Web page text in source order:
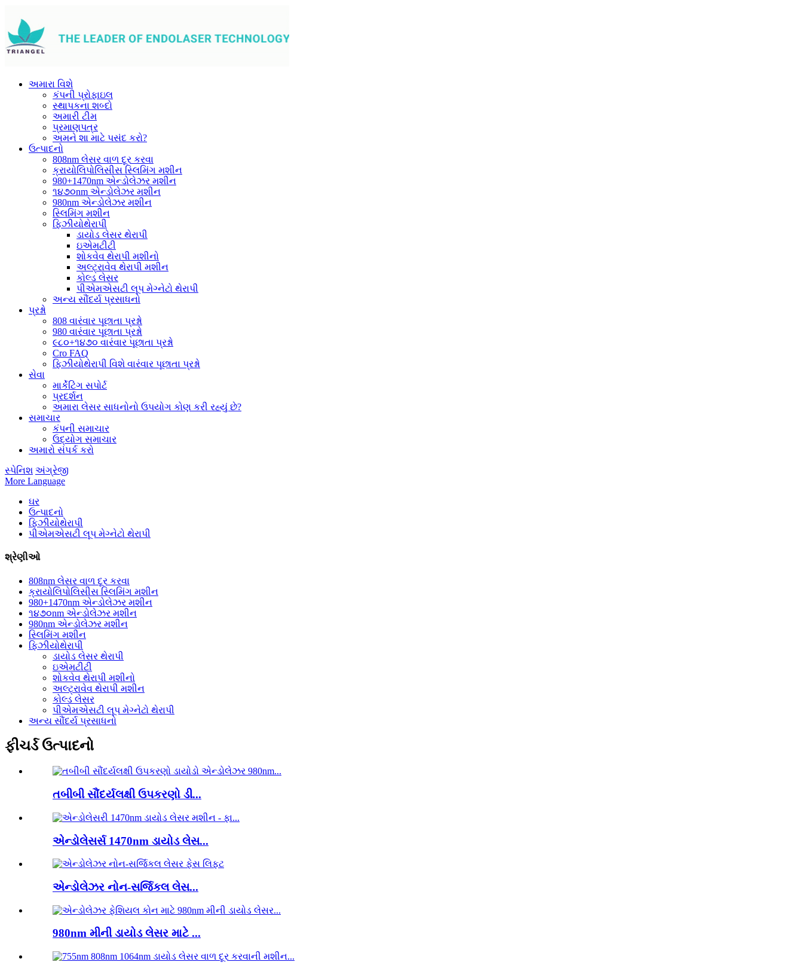
અમારા વિશે
કંપની પ્રોફાઇલ
સ્થાપકના શબ્દો
અમારી ટીમ
પ્રમાણપત્ર
અમને શા માટે પસંદ કરો?
ઉત્પાદનો
808nm લેસર વાળ દૂર કરવા
ક્રાયોલિપોલિસીસ સ્લિમિંગ મશીન
980+1470nm એન્ડોલેઝર મશીન
૧૪૭૦nm એન્ડોલેઝર મશીન
980nm એન્ડોલેઝર મશીન
સ્લિમિંગ મશીન
ફિઝીયોથેરાપી
ડાયોડ લેસર થેરાપી
ઇએમટીટી
શોકવેવ થેરાપી મશીનો
અલ્ટ્રાવેવ થેરાપી મશીન
કોલ્ડ લેસર
પીએમએસટી લૂપ મેગ્નેટો થેરાપી
અન્ય સૌંદર્ય પ્રસાધનો
પ્રશ્નો
808 વારંવાર પૂછાતા પ્રશ્નો
980 વારંવાર પૂછાતા પ્રશ્નો
૯૮૦+૧૪૭૦ વારંવાર પૂછાતા પ્રશ્નો
Cro FAQ
ફિઝીયોથેરાપી વિશે વારંવાર પૂછાતા પ્રશ્નો
સેવા
માર્કેટિંગ સપોર્ટ
પ્રદર્શન
અમારા લેસર સાધનોનો ઉપયોગ કોણ કરી રહ્યું છે?
સમાચાર
કંપની સમાચાર
ઉદ્યોગ સમાચાર
અમારો સંપર્ક કરો
સ્પેનિશ અંગ્રેજી
More Language
ઘર
ઉત્પાદનો
ફિઝીયોથેરાપી
પીએમએસટી લૂપ મેગ્નેટો થેરાપી
શ્રેણીઓ
808nm લેસર વાળ દૂર કરવા
ક્રાયોલિપોલિસીસ સ્લિમિંગ મશીન
980+1470nm એન્ડોલેઝર મશીન
૧૪૭૦nm એન્ડોલેઝર મશીન
980nm એન્ડોલેઝર મશીન
સ્લિમિંગ મશીન
ફિઝીયોથેરાપી
ડાયોડ લેસર થેરાપી
ઇએમટીટી
શોકવેવ થેરાપી મશીનો
અલ્ટ્રાવેવ થેરાપી મશીન
કોલ્ડ લેસર
પીએમએસટી લૂપ મેગ્નેટો થેરાપી
અન્ય સૌંદર્ય પ્રસાધનો
ફીચર્ડ ઉત્પાદનો
તબીબી સૌંદર્યલક્ષી ઉપકરણો ડી...
એન્ડોલેસર્સ 1470nm ડાયોડ લેસ...
એન્ડોલેઝર નોન-સર્જિકલ લેસ...
980nm મીની ડાયોડ લેસર માટે ...